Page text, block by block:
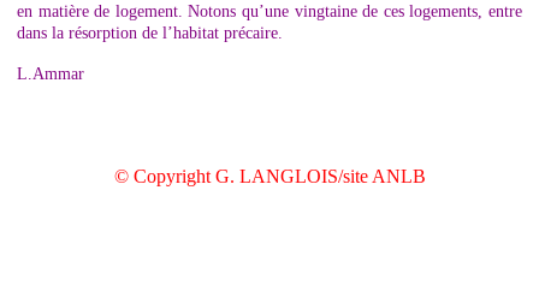
en matière de logement. Notons qu’une vingtaine de ces logements, entre
dans la résorption de l’habitat précaire.
L.Ammar
© Copyright G. LANGLOIS/site ANLB